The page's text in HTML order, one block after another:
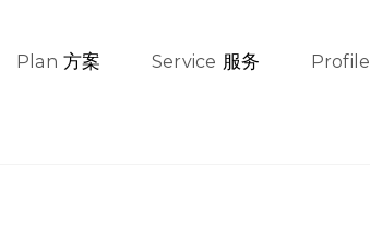
Plan 方案 Service 服务 Profile